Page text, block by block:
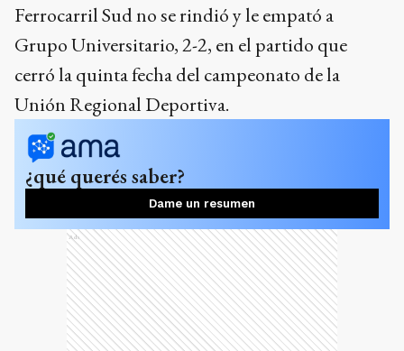
Ferrocarril Sud no se rindió y le empató a
Grupo Universitario, 2-2, en el partido que
cerró la quinta fecha del campeonato de la
Unión Regional Deportiva.
¿qué querés saber?
Dame un resumen
Ads